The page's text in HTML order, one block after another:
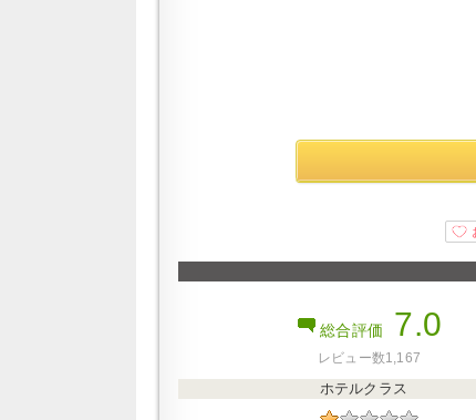
総合評価 7.0
レビュー数1,167
ホテルクラス